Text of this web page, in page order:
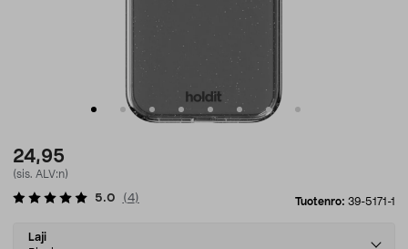
24,95
(sis. ALV:n)
Tuotenro: 39-5171-1
5.0 (4)
Select
Laji